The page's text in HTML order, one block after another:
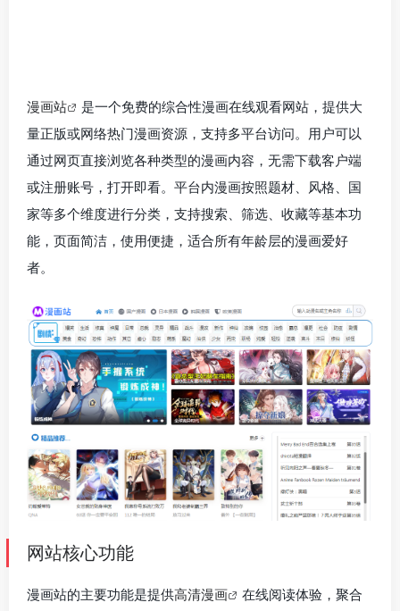
漫画站
是一个免费的综合性漫画在线观看网站，提供大
量正版或网络热门漫画资源，支持多平台访问。用户可以
通过网页直接浏览各种类型的漫画内容，无需下载客户端
或注册账号，打开即看。平台内漫画按照题材、风格、国
家等多个维度进行分类，支持搜索、筛选、收藏等基本功
能，页面简洁，使用便捷，适合所有年龄层的漫画爱好
者。
网站核心功能
漫画站的主要功能是提供高清漫画
在线阅读体验，聚合